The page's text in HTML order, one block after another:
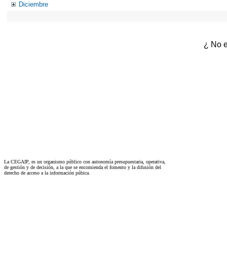
Diciembre
¿ No
La CEGAIP, es un organismo público con autonomía presupuestaria, operativa,
de gestión y de decisión, a la que se encomienda el fomento y la difusión del
derecho de acceso a la información púbica.